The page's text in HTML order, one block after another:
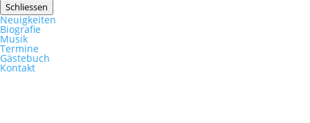
Schliessen
Neuigkeiten
Biografie
Musik
Termine
Gästebuch
Kontakt